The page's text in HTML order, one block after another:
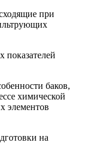
при
показателей
баков,
химической
элементов
на